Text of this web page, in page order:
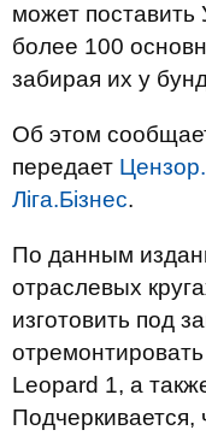
может поставить
более 100
забирая их у
Об этом
передает
Ліга.Бізнес.
По данным
отраслевых
изготовить под
Leopard 1, а
Подчеркивается,